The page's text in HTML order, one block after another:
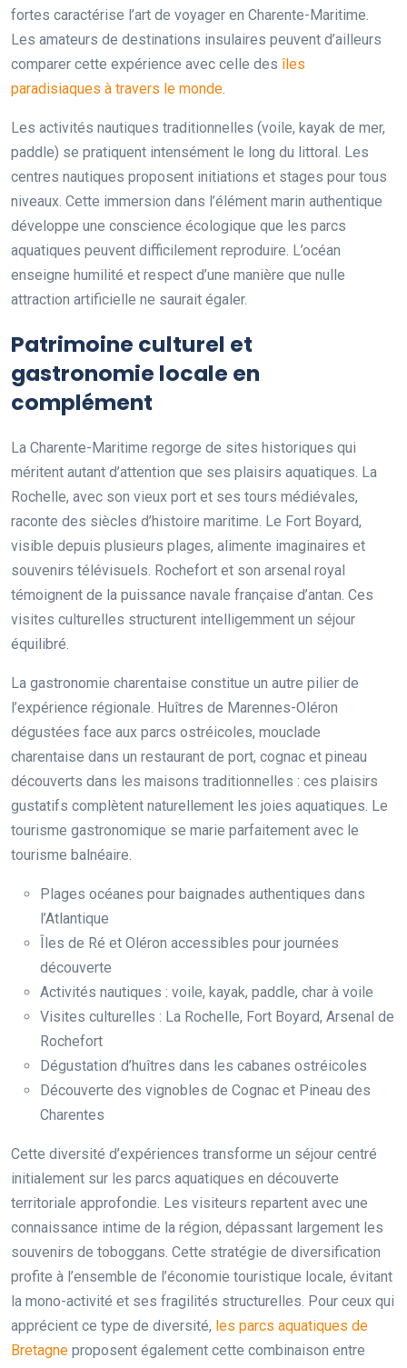
fortes caractérise l’art de voyager en Charente-Maritime.
Les amateurs de destinations insulaires peuvent d’ailleurs
comparer cette expérience avec celle des îles
paradisiaques à travers le monde.
Les activités nautiques traditionnelles (voile, kayak de mer,
paddle) se pratiquent intensément le long du littoral. Les
centres nautiques proposent initiations et stages pour tous
niveaux. Cette immersion dans l’élément marin authentique
développe une conscience écologique que les parcs
aquatiques peuvent difficilement reproduire. L’océan
enseigne humilité et respect d’une manière que nulle
attraction artificielle ne saurait égaler.
Patrimoine culturel et
gastronomie locale en
complément
La Charente-Maritime regorge de sites historiques qui
méritent autant d’attention que ses plaisirs aquatiques. La
Rochelle, avec son vieux port et ses tours médiévales,
raconte des siècles d’histoire maritime. Le Fort Boyard,
visible depuis plusieurs plages, alimente imaginaires et
souvenirs télévisuels. Rochefort et son arsenal royal
témoignent de la puissance navale française d’antan. Ces
visites culturelles structurent intelligemment un séjour
équilibré.
La gastronomie charentaise constitue un autre pilier de
l’expérience régionale. Huîtres de Marennes-Oléron
dégustées face aux parcs ostréicoles, mouclade
charentaise dans un restaurant de port, cognac et pineau
découverts dans les maisons traditionnelles : ces plaisirs
gustatifs complètent naturellement les joies aquatiques. Le
tourisme gastronomique se marie parfaitement avec le
tourisme balnéaire.
Plages océanes pour baignades authentiques dans
l’Atlantique
Îles de Ré et Oléron accessibles pour journées
découverte
Activités nautiques : voile, kayak, paddle, char à voile
Visites culturelles : La Rochelle, Fort Boyard, Arsenal de
Rochefort
Dégustation d’huîtres dans les cabanes ostréicoles
Découverte des vignobles de Cognac et Pineau des
Charentes
Cette diversité d’expériences transforme un séjour centré
initialement sur les parcs aquatiques en découverte
territoriale approfondie. Les visiteurs repartent avec une
connaissance intime de la région, dépassant largement les
souvenirs de toboggans. Cette stratégie de diversification
profite à l’ensemble de l’économie touristique locale, évitant
la mono-activité et ses fragilités structurelles. Pour ceux qui
apprécient ce type de diversité, les parcs aquatiques de
Bretagne proposent également cette combinaison entre